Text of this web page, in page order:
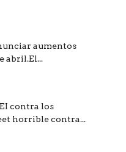
aumentos
abril.El...
contra los
horrible contra...